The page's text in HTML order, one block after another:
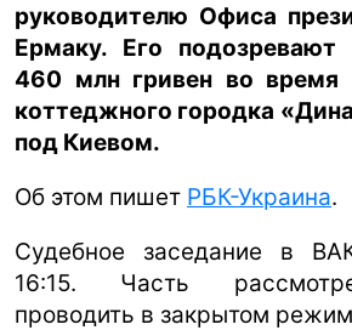
руководителю Офиса
Ермаку. Его подозревают
460 млн гривен во время
коттеджного городка
под Киевом.
Об этом пишет РБК-Украина.
Судебное заседание в
16:15. Часть
проводить в закрытом